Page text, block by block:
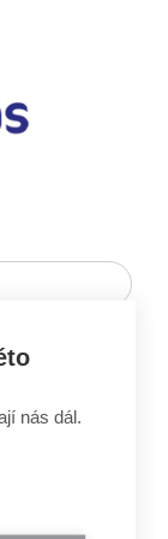
do IT” (reg.č.
nás dál.